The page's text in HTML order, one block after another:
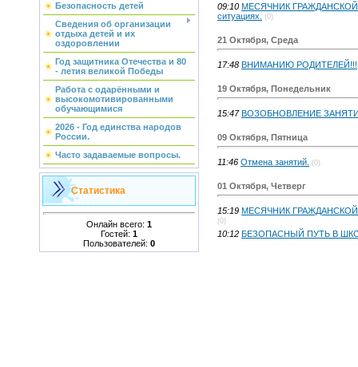
Безопасность детей
Сведения об организации
отдыха детей и их
оздоровлении
Год защитника Отечества и 80
- летия великой Победы
Работа с одарёнными и
высокомотивированными
обучающимися
2026 - Год единства народов
России.
Часто задаваемые вопросы.
Статистика
Онлайн всего: 1
Гостей: 1
Пользователей: 0
09:10 МЕСЯЧНИК ГРАЖДАНСКОЙ
ситуациях.
(0)
21 Октября, Среда
17:48 ВНИМАНИЮ РОДИТЕЛЕЙ!!!
19 Октября, Понедельник
15:47 ВОЗОБНОВЛЕНИЕ
09 Октября, Пятница
11:46 Отмена занятий. (0)
01 Октября, Четверг
15:19 МЕСЯЧНИК ГРАЖДАНСКОЙ
(0)
10:12 БЕЗОПАСНЫЙ ПУТЬ В